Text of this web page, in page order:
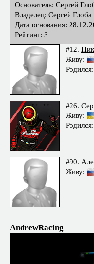
Основатель: Сергей
Владелец: Сергей Глоба
Дата основания:
Рейтинг: 3
#12.
Живу:
#26.
Живу:
#90.
Живу:
AndrewRacing